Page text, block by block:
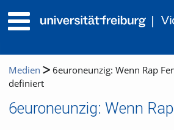
Medien
6euroneunzig: Wenn Rap
definiert